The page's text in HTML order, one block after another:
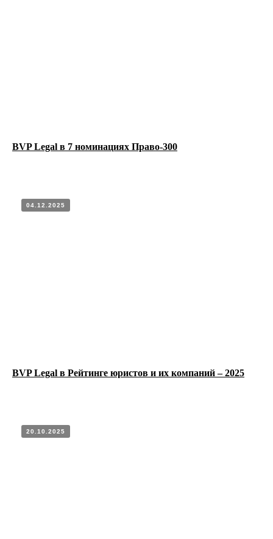
BVP Legal в 7 номинациях Право-300
04.12.2025
BVP Legal в Рейтинге юристов и их компаний – 2025
20.10.2025